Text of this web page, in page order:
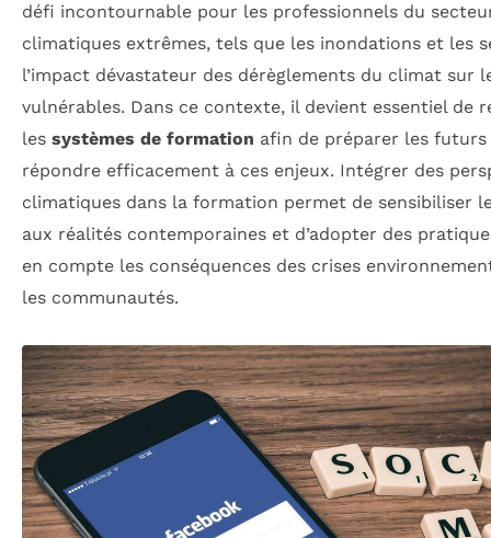
défi incontournable pour les professionnels du
climatiques extrêmes, tels que les inondations et les
l’impact dévastateur des dérèglements du climat sur
vulnérables. Dans ce contexte, il devient essentiel de
les systèmes de formation afin de préparer les
répondre efficacement à ces enjeux. Intégrer des
climatiques dans la formation permet de sensibiliser
aux réalités contemporaines et d’adopter des
en compte les conséquences des crises
les communautés.